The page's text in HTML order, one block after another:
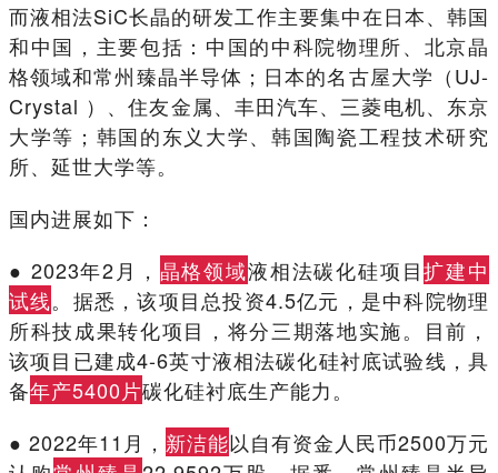
而液相法SiC长晶的研发工作主要集中在日本、韩国
和中国，主要包括：中国的中科院物理所、北京晶
格领域和常州臻晶半导体；日本的名古屋大学（UJ-
Crystal ）、住友金属、丰田汽车、三菱电机、东京
大学等；韩国的东义大学、韩国陶瓷工程技术研究
所、延世大学等。
国内进展如下：
● 2023年2月， 晶格领域液相法碳化硅项目扩建中
试线。据悉，该项目总投资4.5亿元，是中科院物理
所科技成果转化项目，将分三期落地实施。目前，
该项目已建成4-6英寸液相法碳化硅衬底试验线，具
备年产5400片碳化硅衬底生产能力。
● 2022年11月， 新洁能以自有资金人民币2500万元